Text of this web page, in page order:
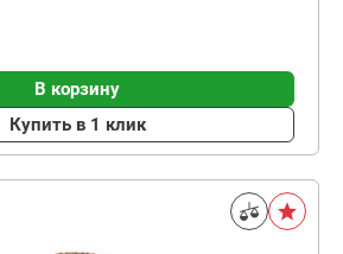
В корзину
Купить в 1 клик